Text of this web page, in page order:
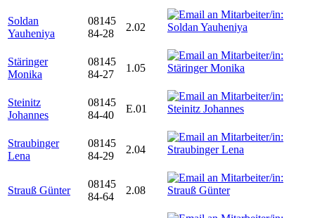
Soldan
Yauheniya
08145
84-28
2.02
Stäringer
Monika
08145
84-27
1.05
Steinitz
Johannes
08145
84-40
E.01
Straubinger
Lena
08145
84-29
2.04
Strauß Günter
08145
84-64
2.08